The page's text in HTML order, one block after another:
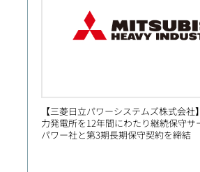
【三菱日立パワーシステムズ株式会社
力発電所を12年間にわたり継続保守サ
パワー社と第3期長期保守契約を締結